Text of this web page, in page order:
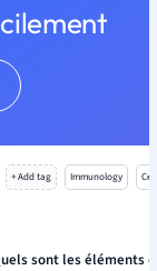
+ Add tag Immunology
sont les éléments